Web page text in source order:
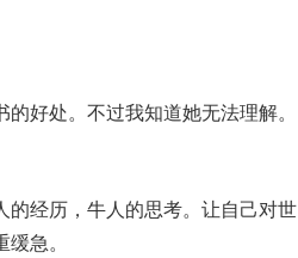
好处。不过我知道她无法理解。
经历，牛人的思考。让自己对世
急。